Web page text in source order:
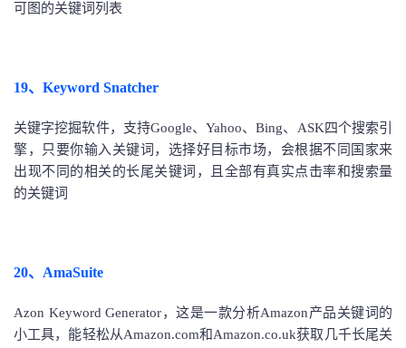
可图的关键词列表
19、Keyword Snatcher
关键字挖掘软件，支持Google、Yahoo、Bing、ASK四个搜索引
擎，只要你输入关键词，选择好目标市场，会根据不同国家来
出现不同的相关的长尾关键词，且全部有真实点击率和搜索量
的关键词
20、AmaSuite
Azon Keyword Generator，这是一款分析Amazon产品关键词的
小工具，能轻松从Amazon.com和Amazon.co.uk获取几千长尾关